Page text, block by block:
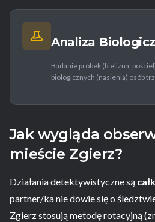
Analiza
Badanie próbek (bielizna,
biologicznych (nasienia) osób
Jak wygląda
mieście Zgierz?
Działania detektywistyczne są
partner/ka nie dowie się o
Zgierz stosują metodę rotacyjną